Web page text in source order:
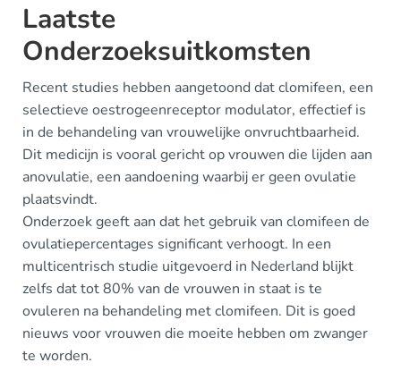
Laatste
Onderzoeksuitkomsten
Recent studies hebben aangetoond dat clomifeen, een
selectieve oestrogeenreceptor modulator, effectief is
in de behandeling van vrouwelijke onvruchtbaarheid.
Dit medicijn is vooral gericht op vrouwen die lijden aan
anovulatie, een aandoening waarbij er geen ovulatie
plaatsvindt.
Onderzoek geeft aan dat het gebruik van clomifeen de
ovulatiepercentages significant verhoogt. In een
multicentrisch studie uitgevoerd in Nederland blijkt
zelfs dat tot 80% van de vrouwen in staat is te
ovuleren na behandeling met clomifeen. Dit is goed
nieuws voor vrouwen die moeite hebben om zwanger
te worden.